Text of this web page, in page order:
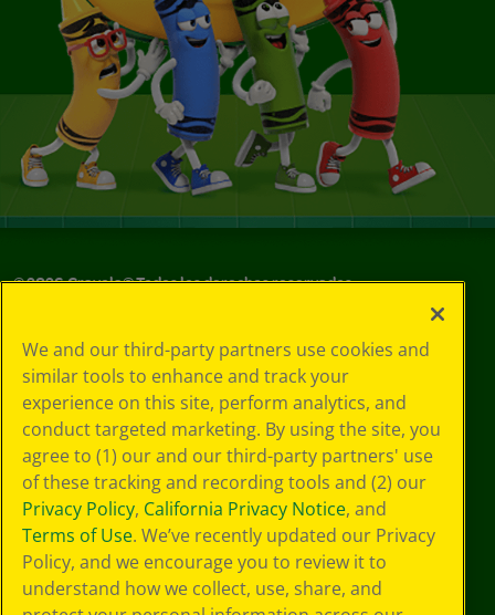
©2026Crayola® Todos los derechos reservados.
de privacidad
Política de
privacidad
Términos de SMS
GDPR
Aviso de
privacidad de CA
Cookie
Preferences
Condiciones de
uso
We and our third-party partners use cookies and
similar tools to enhance and track your
experience on this site, perform analytics, and
conduct targeted marketing. By using the site, you
agree to (1) our and our third-party partners' use
of these tracking and recording tools and (2) our
Privacy Policy, California Privacy Notice, and
Terms of Use. We’ve recently updated our Privacy
Policy, and we encourage you to review it to
understand how we collect, use, share, and